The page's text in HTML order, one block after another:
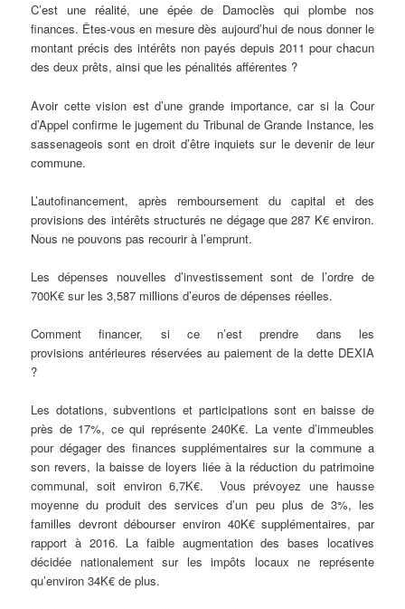
C’est une réalité, une épée de Damoclès qui plombe nos
finances. Êtes-vous en mesure dès aujourd’hui de nous donner le
montant précis des intérêts non payés depuis 2011 pour chacun
des deux prêts, ainsi que les pénalités afférentes ?
Avoir cette vision est d’une grande importance, car si la Cour
d’Appel confirme le jugement du Tribunal de Grande Instance, les
sassenageois sont en droit d’être inquiets sur le devenir de leur
commune.
L’autofinancement, après remboursement du capital et des
provisions des intérêts structurés ne dégage que 287 K€ environ.
Nous ne pouvons pas recourir à l’emprunt.
Les dépenses nouvelles d’investissement sont de l’ordre de
700K€ sur les 3,587 millions d’euros de dépenses réelles.
Comment financer, si ce n’est prendre dans les
provisions antérieures réservées au paiement de la dette DEXIA
?
Les dotations, subventions et participations sont en baisse de
près de 17%, ce qui représente 240K€. La vente d’immeubles
pour dégager des finances supplémentaires sur la commune a
son revers, la baisse de loyers liée à la réduction du patrimoine
communal, soit environ 6,7K€. Vous prévoyez une hausse
moyenne du produit des services d’un peu plus de 3%, les
familles devront débourser environ 40K€ supplémentaires, par
rapport à 2016. La faible augmentation des bases locatives
décidée nationalement sur les impôts locaux ne représente
qu’environ 34K€ de plus.